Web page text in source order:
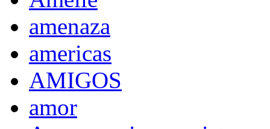
amenaza
americas
AMIGOS
amor